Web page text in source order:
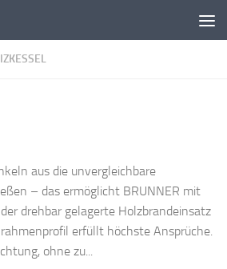
aus die unvergleichbare
– das ermöglicht BRUNNER mit
drehbar gelagerte Holzbrandeinsatz
erfüllt höchste Ansprüche.
ohne zu...